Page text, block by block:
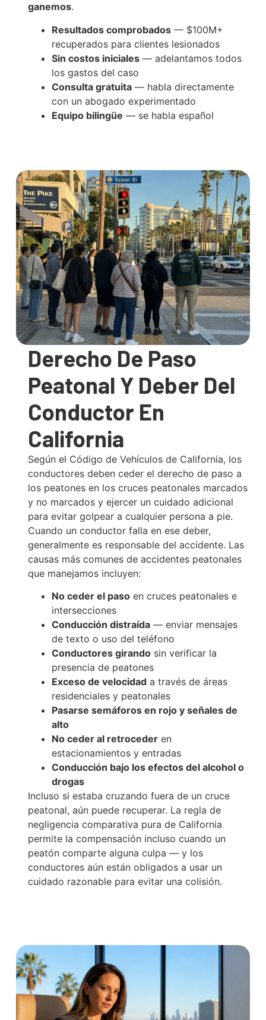
ganemos.
Resultados comprobados— $100M+
recuperados para clientes lesionados
Sin costos iniciales— adelantamos todos
los gastos del caso
Consulta gratuita— habla directamente
con un abogado experimentado
Equipo bilingüe — se habla español
Derecho De Paso
Peatonal Y Deber Del
Conductor En
California
Según el Código de Vehículos de California, los
conductores deben ceder el derecho de paso a
los peatones en los cruces peatonales marcados
y no marcados y ejercer un cuidado adicional
para evitar golpear a cualquier persona a pie.
Cuando un conductor falla en ese deber,
generalmente es responsable del accidente. Las
causas más comunes de accidentes peatonales
que manejamos incluyen:
No ceder el pasoen cruces peatonales e
intersecciones
Conducción distraída— enviar mensajes
de texto o uso del teléfono
Conductores girandosin verificar la
presencia de peatones
Exceso de velocidada través de áreas
residenciales y peatonales
Pasarse semáforos en rojo y señales de
alto
No ceder al retrocederen
estacionamientos y entradas
Conducción bajo los efectos del alcohol o
drogas
Incluso si estaba cruzando fuera de un cruce
peatonal, aún puede recuperar. La regla de
negligencia comparativa pura de California
permite la compensación incluso cuando un
peatón comparte alguna culpa — y los
conductores aún están obligados a usar un
cuidado razonable para evitar una colisión.